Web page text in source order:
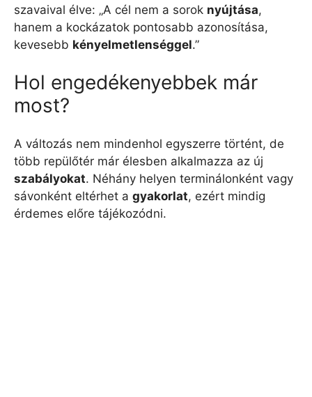
szavaival élve: „A cél nem a sorok nyújtása,
hanem a kockázatok pontosabb azonosítása,
kevesebb kényelmetlenséggel.”
Hol engedékenyebbek már
most?
A változás nem mindenhol egyszerre történt, de
több repülőtér már élesben alkalmazza az új
szabályokat. Néhány helyen terminálonként vagy
sávonként eltérhet a gyakorlat, ezért mindig
érdemes előre tájékozódni.